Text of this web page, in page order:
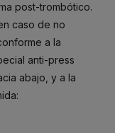
post-trombótico.
caso de no
a la
anti-press
abajo, y a la